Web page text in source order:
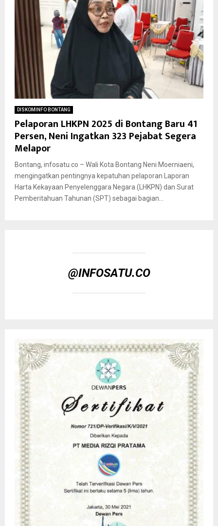
DISKOMINFO BONTANG
Pelaporan LHKPN 2025 di Bontang Baru 41
Persen, Neni Ingatkan 323 Pejabat Segera
Melapor
Bontang, infosatu.co – Wali Kota Bontang Neni Moerniaeni,
mengingatkan pentingnya kepatuhan pelaporan Laporan
Harta Kekayaan Penyelenggara Negara (LHKPN) dan Surat
Pemberitahuan Tahunan (SPT) sebagai bagian...
@INFOSATU.CO